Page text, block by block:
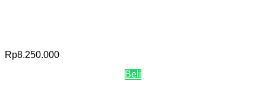
Rp8.250.000
Beli